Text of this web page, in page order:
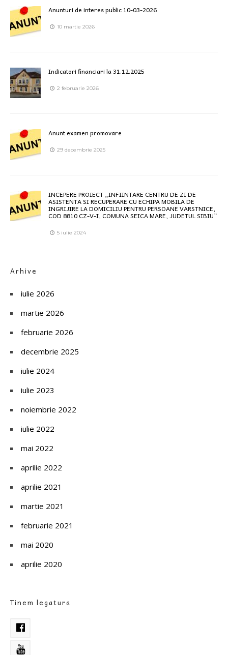
Anunturi de interes public 10-03-2026
10 martie 2026
Indicatori financiari la 31.12.2025
2 februarie 2026
Anunt examen promovare
29 decembrie 2025
INCEPERE PROIECT „INFIINTARE CENTRU DE ZI DE
ASISTENTA SI RECUPERARE CU ECHIPA MOBILA DE
INGRIJIRE LA DOMICILIU PENTRU PERSOANE VARSTNICE,
COD 8810 CZ-V-I, COMUNA SEICA MARE, JUDETUL SIBIU”
5 iulie 2024
Arhive
iulie 2026
martie 2026
februarie 2026
decembrie 2025
iulie 2024
iulie 2023
noiembrie 2022
iulie 2022
mai 2022
aprilie 2022
aprilie 2021
martie 2021
februarie 2021
mai 2020
aprilie 2020
Tinem legatura